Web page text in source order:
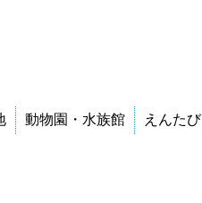
動物園・水族館 えんたび